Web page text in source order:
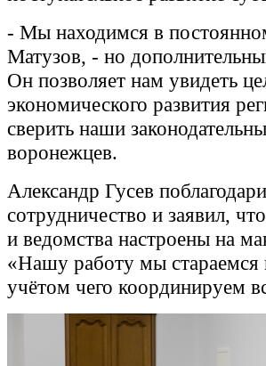
- Мы находимся в
Матузов, - но
Он позволяет нам увидеть
экономического развития
сверить наши
воронежцев.
Александр Гусев
сотрудничество и заявил,
и ведомства настроены на
«Нашу работу мы стараемся
учётом чего координируем